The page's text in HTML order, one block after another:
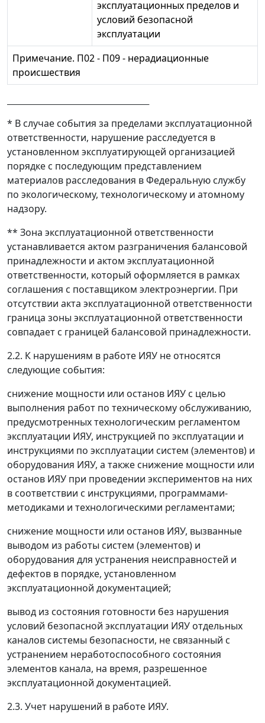
эксплуатационных пределов и
условий безопасной
эксплуатации
Примечание. П02 - П09 - нерадиационные
происшествия
* В случае события за пределами эксплуатационной
ответственности, нарушение расследуется в
установленном эксплуатирующей организацией
порядке с последующим представлением
материалов расследования в Федеральную службу
по экологическому, технологическому и атомному
надзору.
** Зона эксплуатационной ответственности
устанавливается актом разграничения балансовой
принадлежности и актом эксплуатационной
ответственности, который оформляется в рамках
соглашения с поставщиком электроэнергии. При
отсутствии акта эксплуатационной ответственности
граница зоны эксплуатационной ответственности
совпадает с границей балансовой принадлежности.
2.2. К нарушениям в работе ИЯУ не относятся
следующие события:
снижение мощности или останов ИЯУ с целью
выполнения работ по техническому обслуживанию,
предусмотренных технологическим регламентом
эксплуатации ИЯУ, инструкцией по эксплуатации и
инструкциями по эксплуатации систем (элементов) и
оборудования ИЯУ, а также снижение мощности или
останов ИЯУ при проведении экспериментов на них
в соответствии с инструкциями, программами-
методиками и технологическими регламентами;
снижение мощности или останов ИЯУ, вызванные
выводом из работы систем (элементов) и
оборудования для устранения неисправностей и
дефектов в порядке, установленном
эксплуатационной документацией;
вывод из состояния готовности без нарушения
условий безопасной эксплуатации ИЯУ отдельных
каналов системы безопасности, не связанный с
устранением неработоспособного состояния
элементов канала, на время, разрешенное
эксплуатационной документацией.
2.3. Учет нарушений в работе ИЯУ.